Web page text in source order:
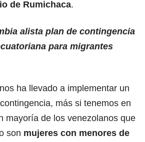
de Rumichaca.
alista plan de contingencia
para migrantes
ha llevado a implementar un
más si tenemos en
mayoría de los venezolanos que
son mujeres con menores de